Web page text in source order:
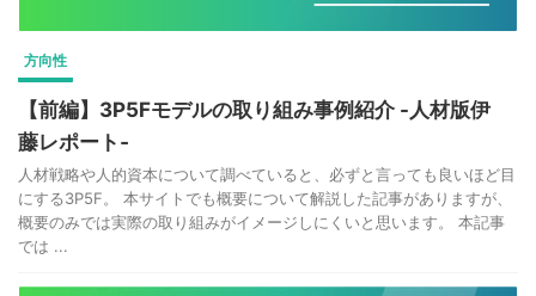
方向性
【前編】3P5Fモデルの取り組み事例紹介 -人材版伊
藤レポート‐
人材戦略や人的資本について調べていると、必ずと言っても良いほど目
にする3P5F。 本サイトでも概要について解説した記事がありますが、
概要のみでは実際の取り組みがイメージしにくいと思います。 本記事
では ...